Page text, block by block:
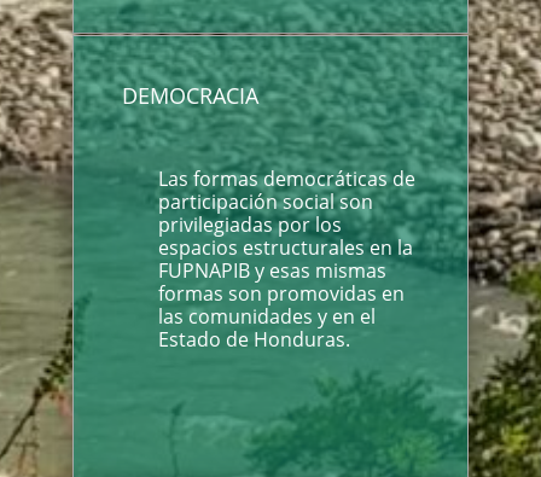
DEMOCRACIA
Las formas democráticas de
participación social son
privilegiadas por los
espacios estructurales en la
FUPNAPIB y esas mismas
formas son promovidas en
las comunidades y en el
Estado de Honduras.